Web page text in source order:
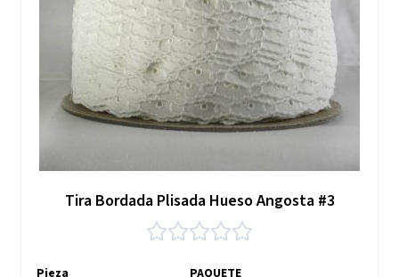
Tira Bordada Plisada Hueso Angosta #3
Pieza
PAQUETE